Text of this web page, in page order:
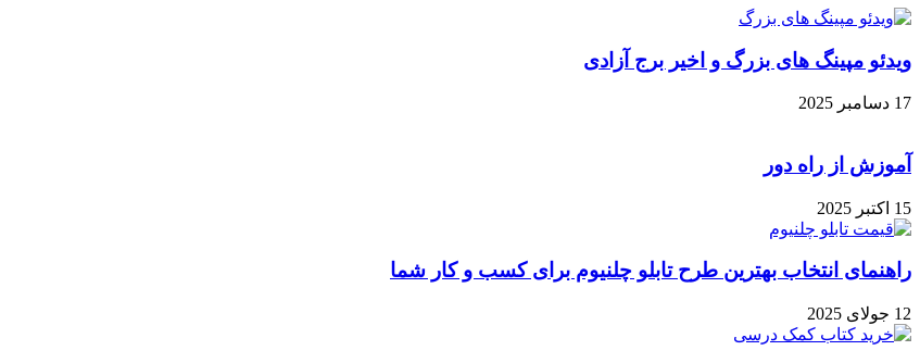
ویدئو مپینگ های بزرگ و اخیر برج آزادی
17 دسامبر 2025
آموزش از راه دور
15 اکتبر 2025
راهنمای انتخاب بهترین طرح تابلو چلنیوم برای کسب و کار شما
12 جولای 2025